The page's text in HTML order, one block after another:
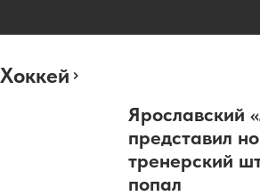
Хоккей
Ярославский
представил
тренерский
попал